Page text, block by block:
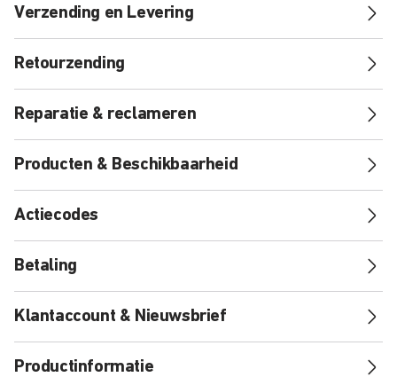
Verzending en Levering
Retourzending
Reparatie & reclameren
Producten & Beschikbaarheid
Actiecodes
Betaling
Klantaccount & Nieuwsbrief
Productinformatie